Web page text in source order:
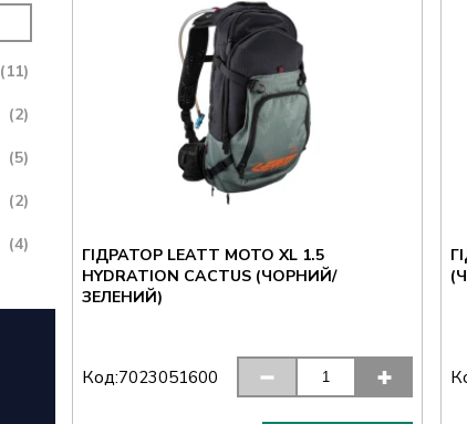
(11)
(2)
(5)
(2)
(4)
ГІДРАТОР LEATT MOTO XL 1.5
HYDRATION CACTUS (ЧОРНИЙ/
ЗЕЛЕНИЙ)
Код:7023051600